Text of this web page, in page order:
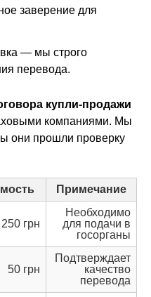
заверение для
— мы строго
перевода.
купли-продажи
компаниями. Мы
они прошли проверку
Примечание
250 грн
Необходимо
для подачи в
госорганы
50 грн
Подтверждает
качество
перевода